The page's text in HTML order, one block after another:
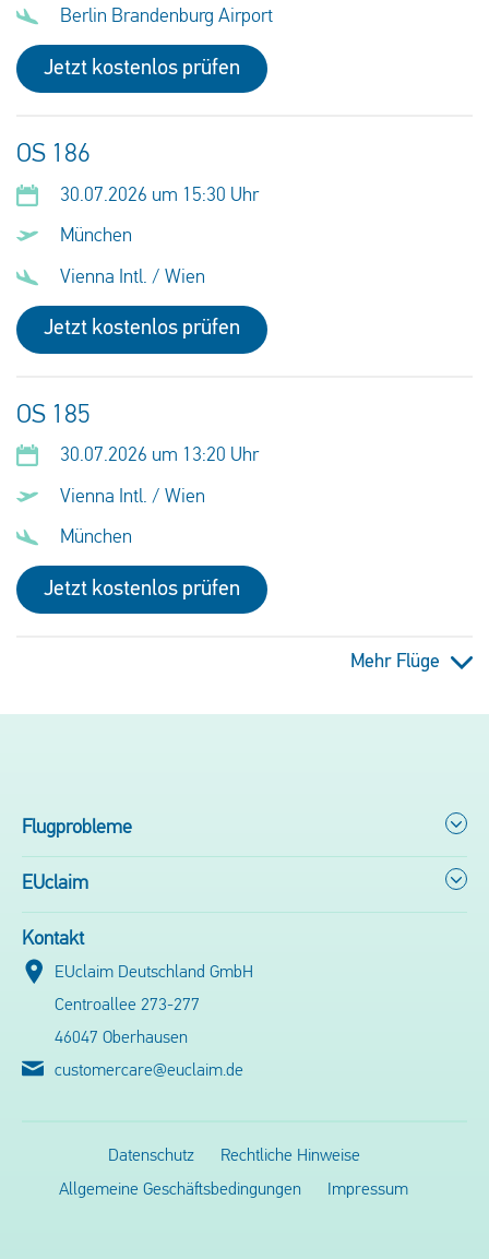
Berlin Brandenburg Airport
Jetzt kostenlos prüfen
OS 186
30.07.2026 um 15:30 Uhr
München
Vienna Intl. / Wien
Jetzt kostenlos prüfen
OS 185
30.07.2026 um 13:20 Uhr
Vienna Intl. / Wien
München
Jetzt kostenlos prüfen
Mehr Flüge
Flugprobleme
EUclaim
Kontakt
EUclaim Deutschland GmbH
Centroallee 273-277
46047 Oberhausen
customercare@euclaim.de
Datenschutz
Rechtliche Hinweise
Allgemeine Geschäftsbedingungen
Impressum